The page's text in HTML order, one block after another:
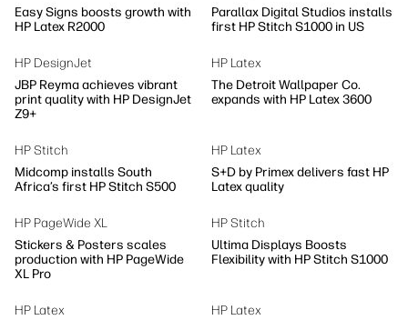
Easy Signs boosts growth with
HP Latex R2000
Parallax Digital Studios installs
first HP Stitch S1000 in US
HP DesignJet
JBP Reyma achieves vibrant
print quality with HP DesignJet
Z9+
HP Latex
The Detroit Wallpaper Co.
expands with HP Latex 3600
HP Stitch
Midcomp installs South
Africa’s first HP Stitch S500
HP Latex
S+D by Primex delivers fast HP
Latex quality
HP PageWide XL
Stickers & Posters scales
production with HP PageWide
XL Pro
HP Stitch
Ultima Displays Boosts
Flexibility with HP Stitch S1000
HP Latex
HP Latex